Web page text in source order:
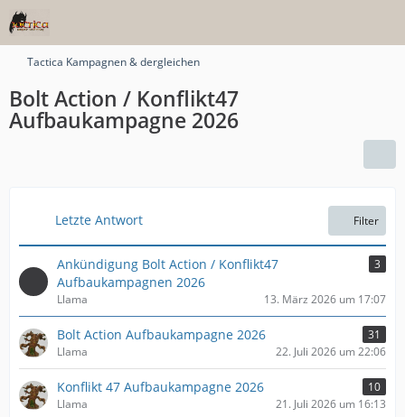
Tactica Kampagnen & dergleichen
Bolt Action / Konflikt47
Aufbaukampagne 2026
Letzte Antwort Filter
Ankündigung Bolt Action / Konflikt47
Aufbaukampagnen 2026
3
Llama 13. März 2026 um 17:07
Bolt Action Aufbaukampagne 2026
31
Llama
22. Juli 2026 um 22:06
Konflikt 47 Aufbaukampagne 2026
10
Llama
21. Juli 2026 um 16:13